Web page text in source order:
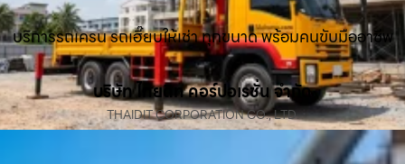
บริการรถเครน รถเฮี๊ยบให้เช่า ทุกขนาด พร้อมคนขับมืออาชีพ
บริษัท ไทยดิท คอร์ปอเรชั่น จำกัด
THAIDIT CORPORATION CO., LTD.